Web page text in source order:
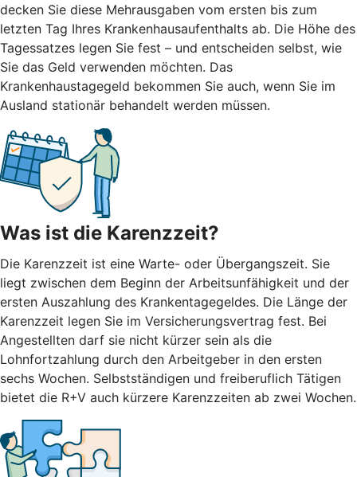
decken Sie diese Mehrausgaben vom ersten bis zum
letzten Tag Ihres Krankenhausaufenthalts ab. Die Höhe des
Tagessatzes legen Sie fest – und entscheiden selbst, wie
Sie das Geld verwenden möchten. Das
Krankenhaustagegeld bekommen Sie auch, wenn Sie im
Ausland stationär behandelt werden müssen.
Was ist die Karenzzeit?
Die Karenzzeit ist eine Warte- oder Übergangszeit. Sie
liegt zwischen dem Beginn der Arbeitsunfähigkeit und der
ersten Auszahlung des Krankentagegeldes. Die Länge der
Karenzzeit legen Sie im Versicherungsvertrag fest. Bei
Angestellten darf sie nicht kürzer sein als die
Lohnfortzahlung durch den Arbeitgeber in den ersten
sechs Wochen. Selbstständigen und freiberuflich Tätigen
bietet die R+V auch kürzere Karenzzeiten ab zwei Wochen.